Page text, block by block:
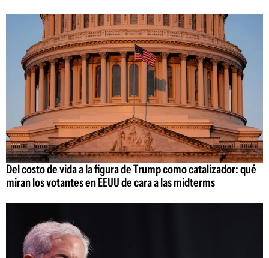
Del costo de vida a la figura de Trump como catalizador: qué
miran los votantes en EEUU de cara a las midterms